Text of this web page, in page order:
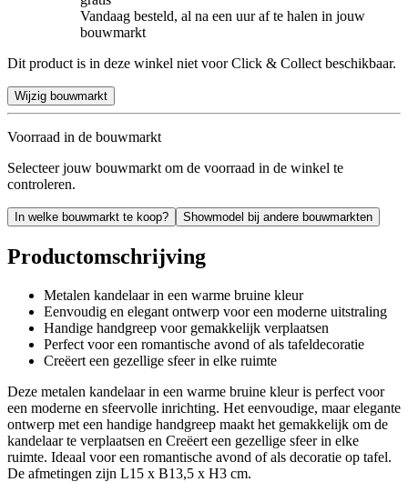
Vandaag besteld, al na een uur af te halen in jouw
bouwmarkt
Dit product is in deze winkel niet voor Click & Collect beschikbaar.
Wijzig bouwmarkt
Voorraad in de bouwmarkt
Selecteer jouw bouwmarkt om de voorraad in de winkel te
controleren.
In welke bouwmarkt te koop? Showmodel bij andere bouwmarkten
Productomschrijving
Metalen kandelaar in een warme bruine kleur
Eenvoudig en elegant ontwerp voor een moderne uitstraling
Handige handgreep voor gemakkelijk verplaatsen
Perfect voor een romantische avond of als tafeldecoratie
Creëert een gezellige sfeer in elke ruimte
Deze metalen kandelaar in een warme bruine kleur is perfect voor
een moderne en sfeervolle inrichting. Het eenvoudige, maar elegante
ontwerp met een handige handgreep maakt het gemakkelijk om de
kandelaar te verplaatsen en Creëert een gezellige sfeer in elke
ruimte. Ideaal voor een romantische avond of als decoratie op tafel.
De afmetingen zijn L15 x B13,5 x H3 cm.